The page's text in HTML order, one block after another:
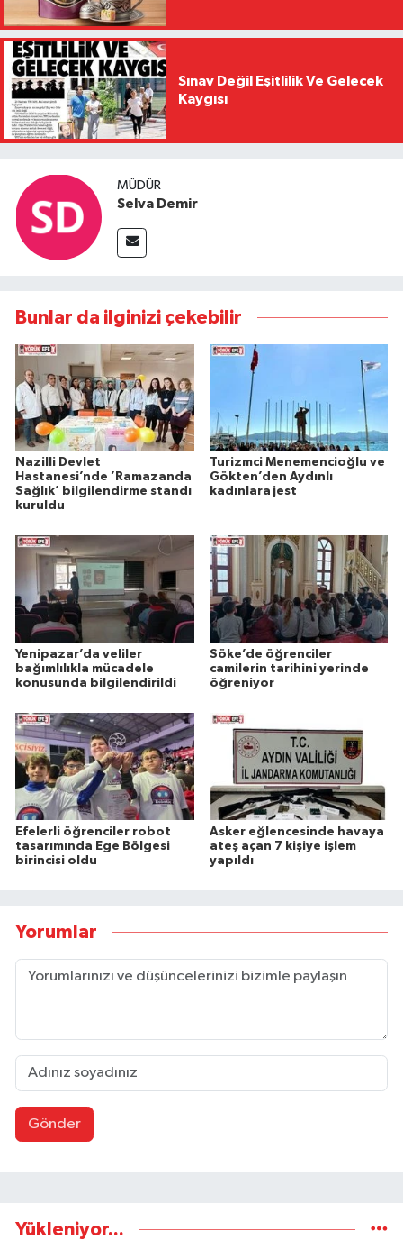
Sınav Değil Eşitlilik Ve Gelecek
Kaygısı
MÜDÜR
Selva Demir
Bunlar da ilginizi çekebilir
Nazilli Devlet
Hastanesi’nde ’Ramazanda
Sağlık’ bilgilendirme standı
kuruldu
Turizmci Menemencioğlu ve
Gökten’den Aydınlı
kadınlara jest
Yenipazar’da veliler
bağımlılıkla mücadele
konusunda bilgilendirildi
Söke’de öğrenciler
camilerin tarihini yerinde
öğreniyor
Efelerli öğrenciler robot
tasarımında Ege Bölgesi
birincisi oldu
Asker eğlencesinde havaya
ateş açan 7 kişiye işlem
yapıldı
Yorumlar
Gönder
Yükleniyor...